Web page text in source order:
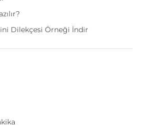
Dilekçesi Örneği İndir